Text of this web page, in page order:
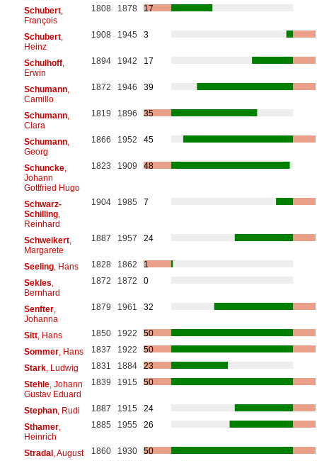
Schubert,
François
1808 1878 17
Schubert,
Heinz
1908 1945 3
Schulhoff,
Erwin
1894 1942 17
Schumann,
Camillo
1872 1946 39
Schumann,
Clara
1819 1896 35
Schumann,
Georg
1866 1952 45
Schuncke,
Johann
Gottfried Hugo
1823 1909 48
Schwarz-
Schilling,
Reinhard
1904 1985 7
Schweikert,
Margarete
1887 1957 24
Seeling, Hans 1828 1862
1
Sekles
Bernhard
1872 1872 0
Senfter,
Johanna
1879 1961 32
Sitt, Hans 1850 1922
50
Sommer, Hans 1837 1922
50
Stark, Ludwig 1831 1884
23
Stehle, Johann
Gustav Eduard
1839 1915 50
Stephan, Rudi 1887 1915
24
Sthamer,
Heinrich
1885 1955 26
Stradal, August 1860 1930
50